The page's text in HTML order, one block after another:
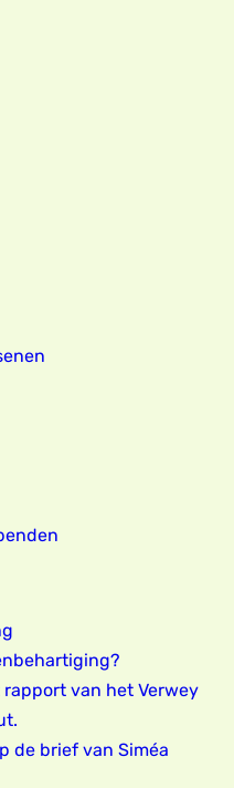
rapport van het Verwey
de brief van Siméa